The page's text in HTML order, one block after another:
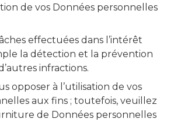
de vos Données personnelles
effectuées dans l’intérêt
la détection et la prévention
infractions.
opposer à l’utilisation de vos
aux fins ; toutefois, veuillez
de Données personnelles